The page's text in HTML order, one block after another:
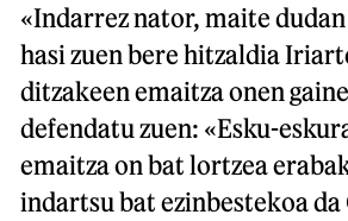
«Indarrez nator, maite
hasi zuen bere hitzaldia
ditzakeen emaitza onen
defendatu zuen: «Esku-
emaitza on bat lortzea
indartsu bat ezinbestekoa